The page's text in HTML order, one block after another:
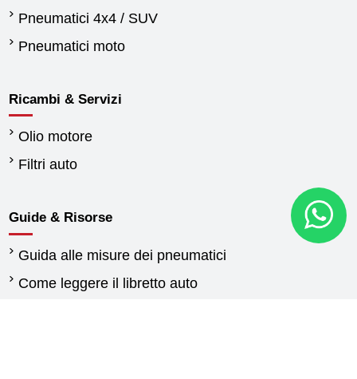
Pneumatici 4x4 / SUV
Pneumatici moto
Ricambi & Servizi
Olio motore
Filtri auto
Guide & Risorse
Guida alle misure dei pneumatici
Come leggere il libretto auto